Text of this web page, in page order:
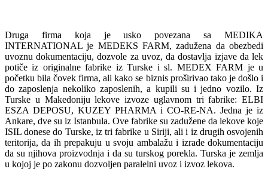
Druga firma koja je usko povezana sa MEDIKA
INTERNATIONAL je MEDEKS FARM, zadužena da obezbedi
uvoznu dokumentaciju, dozvole za uvoz, da dostavlja izjave da lek
potiče iz originalne fabrike iz Turske i sl. MEDEX FARM je u
početku bila čovek firma, ali kako se biznis proširivao tako je došlo i
do zaposlenja nekoliko zaposlenih, a kupili su i jedno vozilo. Iz
Turske u Makedoniju lekove izvoze uglavnom tri fabrike: ELBI
ESZA DEPOSU, KUZEY PHARMA i CO-RE-NA. Jedna je iz
Ankare, dve su iz Istanbula. Ove fabrike su zadužene da lekove koje
ISIL donese do Turske, iz tri fabrike u Siriji, ali i iz drugih osvojenih
teritorija, da ih prepakuju u svoju ambalažu i izrade dokumentaciju
da su njihova proizvodnja i da su turskog porekla. Turska je zemlja
u kojoj je po zakonu dozvoljen paralelni uvoz i izvoz lekova.